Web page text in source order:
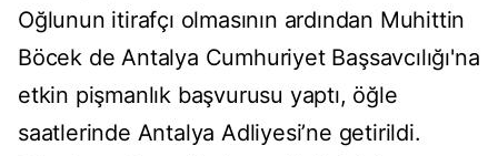
Oğlunun itirafçı olmasının ardından Muhittin
Böcek de Antalya Cumhuriyet Başsavcılığı'na
etkin pişmanlık başvurusu yaptı, öğle
saatlerinde Antalya Adliyesi’ne getirildi.